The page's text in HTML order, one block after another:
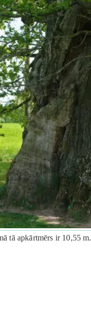
tā apkārtmērs ir 10,55 m.